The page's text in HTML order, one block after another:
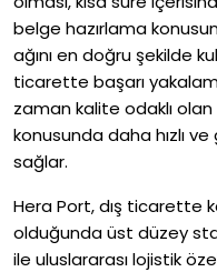
belge hazırlama
ağını en doğru şekilde
ticarette başarı
zaman kalite odaklı
konusunda daha hızlı
sağlar.
Hera Port, dış ticarette
olduğunda üst düzey
ile uluslararası lojistik